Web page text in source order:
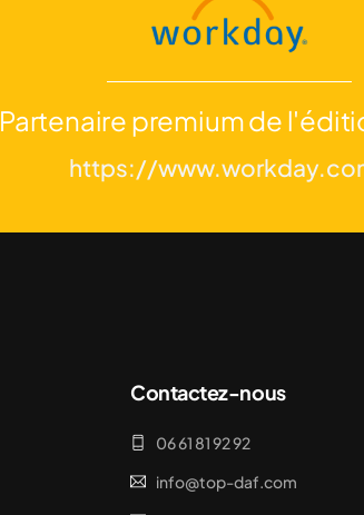
Partenaire premium de
https://
Contactez-nous
06 61 81 92 92
info@top-daf.com